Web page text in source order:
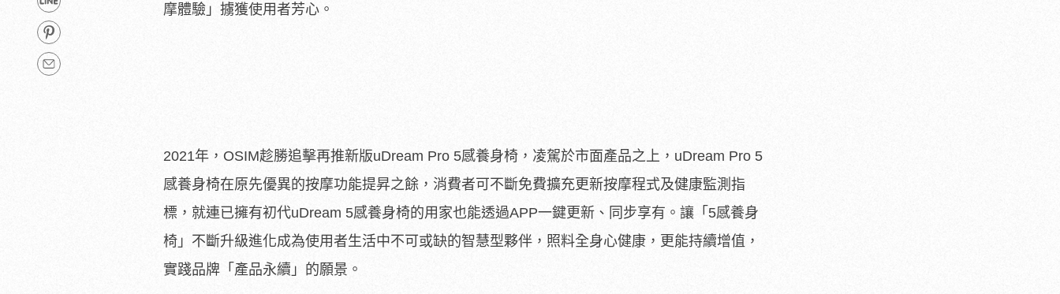
摩體驗」擄獲使用者芳心。
2021年，OSIM趁勝追擊再推新版uDream Pro 5感養身椅，凌駕於市面產品之上，uDream Pro 5
感養身椅在原先優異的按摩功能提昇之餘，消費者可不斷免費擴充更新按摩程式及健康監測指
標，就連已擁有初代uDream 5感養身椅的用家也能透過APP一鍵更新、同步享有。讓「5感養身
椅」不斷升級進化成為使用者生活中不可或缺的智慧型夥伴，照料全身心健康，更能持續增值，
實踐品牌「產品永續」的願景。